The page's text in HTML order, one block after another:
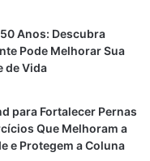
casos,
adaptados
auxilia em
específicas.
Anos: Descubra
Pode Melhorar Sua
de Vida
para Fortalecer Pernas
Que Melhoram a
e Protegem a Coluna